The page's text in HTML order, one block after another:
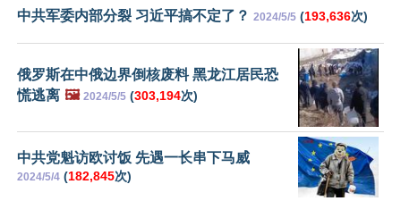
中共军委内部分裂 习近平搞不定了？ 2024/5/5 (193,636次)
俄罗斯在中俄边界倒核废料 黑龙江居民恐
慌逃离 🖼️ 2024/5/5 (303,194次)
中共党魁访欧讨饭 先遇一长串下马威
2024/5/4 (182,845次)